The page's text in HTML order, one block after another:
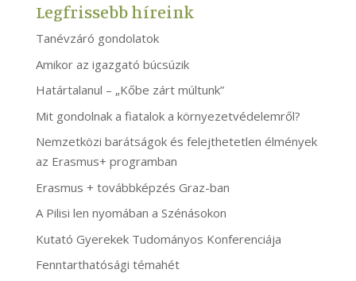
Legfrissebb híreink
Tanévzáró gondolatok
Amikor az igazgató búcsúzik
Határtalanul – „Kőbe zárt múltunk”
Mit gondolnak a fiatalok a környezetvédelemről?
Nemzetközi barátságok és felejthetetlen élmények
az Erasmus+ programban
Erasmus + továbbképzés Graz-ban
A Pilisi len nyomában a Szénásokon
Kutató Gyerekek Tudományos Konferenciája
Fenntarthatósági témahét